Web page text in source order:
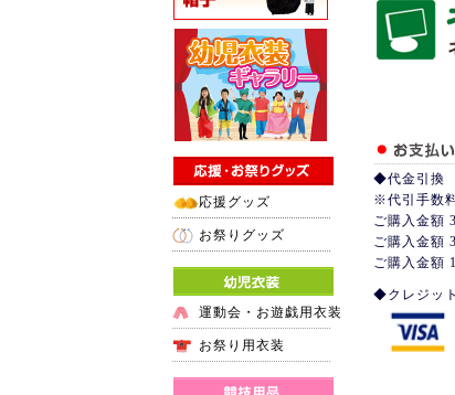
応援グッズ
お祭りグッズ
運動会・お遊戯用衣装
お祭り用衣装
◆代金引換
※代引手数
ご購入金額
ご購入金額
ご購入金額
◆クレジッ